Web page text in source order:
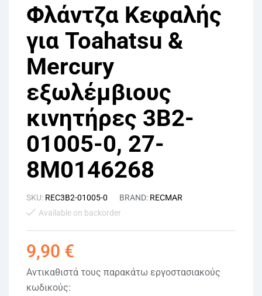
Φλάντζα Κεφαλής
για Toahatsu &
Mercury
εξωλέμβιους
κινητήρες 3B2-
01005-0, 27-
8M0146268
SKU: REC3B2-01005-0 BRAND: RECMAR
Available on backorder
9,90 €
Αντικαθιστά τους παρακάτω εργοστασιακούς
κωδικούς: